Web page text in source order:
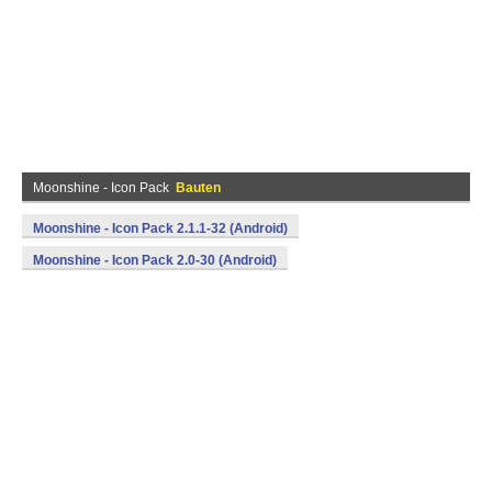
Moonshine - Icon Pack Bauten
Moonshine - Icon Pack 2.1.1-32 (Android)
Moonshine - Icon Pack 2.0-30 (Android)